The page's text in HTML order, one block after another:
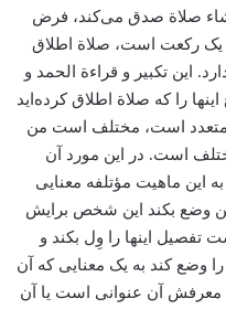
صلاة صدق می‌کند، فرض
یک رکعت است، صلاة اطلاق
این تکبیر و قراءة الحمد و
را که صلاة اطلاق کرده‌اید
است، مختلف است من
است. در این مورد آن
ماهیت مؤتلفه معنایی
وضع بکند این شخص برایش
اینها را وِل بکند و
را وضع کند به یک معنایی که آن
معرفش آن عنوانی است یا آن